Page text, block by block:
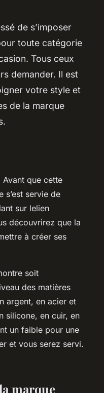
de s’imposer
toute catégorie
Tous ceux
demander. Il est
votre style et
de la marque
que cette
s’est servie de
sur lelien
découvrirez que la
à créer ses
soit
des matières
argent, en acier et
silicone, en cuir, en
un faible pour une
et vous serez servi.
marque